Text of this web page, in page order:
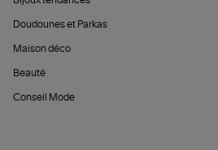
Doudounes et Parkas
Maison déco
Beauté
Conseil Mode